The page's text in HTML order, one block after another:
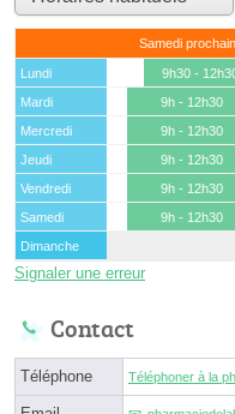
Samedi
Lundi 9h30 -
Mardi
9h - 12h30
Mercredi
9h - 12h30
Jeudi
9h - 12h30
Vendredi
9h - 12h30
Samedi
9h - 12h30
Dimanche
Signaler une erreur
Contact
Téléphone Téléphoner à la